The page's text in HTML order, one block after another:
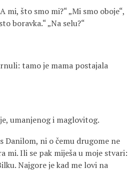
mi, što smo mi?“ „Mi smo oboje“,
boravka.“ „Na selu?“
tamo je mama postajala
umanjenog i maglovitog.
Danilom, ni o čemu drugome ne
mi. Ili se pak miješa u moje stvari:
Najgore je kad me lovi na